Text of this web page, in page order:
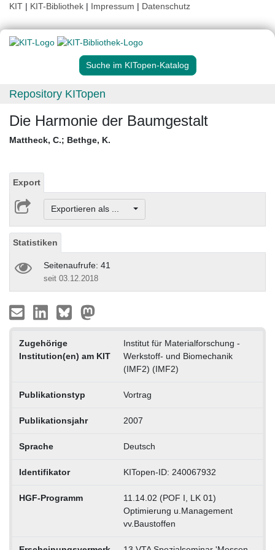
KIT | KIT-Bibliothek | Impressum | Datenschutz
Suche im KITopen-Katalog
Repository KITopen
Die Harmonie der Baumgestalt
Mattheck, C.; Bethge, K.
Export
Exportieren als ...
Statistiken
Seitenaufrufe: 41
seit 03.12.2018
Zugehörige
Institution(en) am KIT
Institut für Materialforschung -
Werkstoff- und Biomechanik
(IMF2) (IMF2)
Publikationstyp Vortrag
Publikationsjahr 2007
Sprache Deutsch
Identifikator KITopen-ID: 240067932
HGF-Programm
11.14.02 (POF I, LK 01)
Optimierung u.Management
vv.Baustoffen